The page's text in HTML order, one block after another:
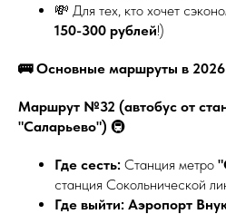
💸 Для тех, кто хочет
150-300 рублей!)
🚌 Основные маршруты в 2026
Маршрут №32 (автобус от
"Саларьево") 🚇
Где сесть: Станция метро
станция Сокольнической
Где выйти: Аэропорт